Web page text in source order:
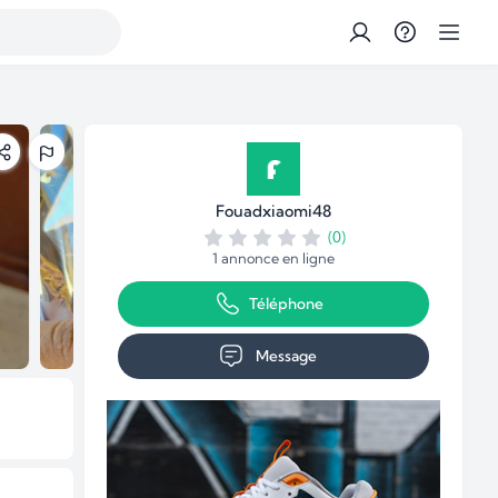
Fouadxiaomi48
(0)
1 annonce en ligne
Téléphone
Message